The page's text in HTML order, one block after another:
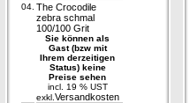
04. The Crocodile
zebra schmal
100/100 Grit
Sie können als
Gast (bzw mit
Ihrem derzeitigen
Status) keine
Preise sehen
incl. 19 % UST
exkl. Versandkosten